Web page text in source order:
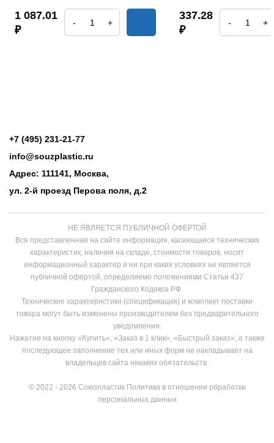
1 087.01
₽
- +
337.28
₽
- +
+7 (495) 231-21-77
info@souzplastic.ru
Адрес: 111141, Москва,
ул. 2-й проезд Перова поля, д.2
НЕ ЯВЛЯЕТСЯ ПУБЛИЧНОЙ ОФЕРТОЙ
Вся представленная на сайте информация, касающаяся технических
характеристик, наличия на складе, стоимости товаров, носит
информационный характер и ни при каких условиях не является
публичной офертой, определяемо положениями Статьи 437
Гражданского Кодекса РФ.
Технические характеристики (спецификация) и комплект поставки
товара могут быть изменены производителем без предварительного
уведомления.
Нажатие на кнопку «Купить», «Заказ в 1 клик», «Быстрый заказ», а также
последующее заполнение тех или иных форм не накладывает на
владельцев сайта никаких обязательств.
© 2022 - 2026 Союзпластик Политика в отношении обработки
персональных данных